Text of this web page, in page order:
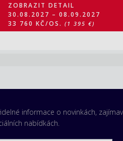
ZOBRAZIT DETAIL
30.08.2027 – 08.09.2027
33 760 KČ/OS. (1 395 €)
informace o novinkách,
nabídkách.